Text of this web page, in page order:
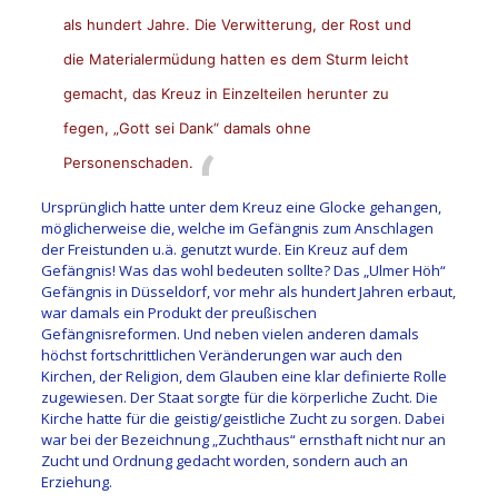
als hundert Jahre. Die Verwitterung, der Rost und
die Materialermüdung hatten es dem Sturm leicht
gemacht, das Kreuz in Einzelteilen herunter zu
fegen, „Gott sei Dank“ damals ohne
Personenschaden.
Ursprünglich hatte unter dem Kreuz eine Glocke gehangen,
möglicherweise die, welche im Gefängnis zum Anschlagen
der Freistunden u.ä. genutzt wurde. Ein Kreuz auf dem
Gefängnis! Was das wohl bedeuten sollte? Das „Ulmer Höh“
Gefängnis in Düsseldorf, vor mehr als hundert Jahren erbaut,
war damals ein Produkt der preußischen
Gefängnisreformen. Und neben vielen anderen damals
höchst fortschrittlichen Veränderungen war auch den
Kirchen, der Religion, dem Glauben eine klar definierte Rolle
zugewiesen. Der Staat sorgte für die körperliche Zucht. Die
Kirche hatte für die geistig/geistliche Zucht zu sorgen. Dabei
war bei der Bezeichnung „Zuchthaus“ ernsthaft nicht nur an
Zucht und Ordnung gedacht worden, sondern auch an
Erziehung.